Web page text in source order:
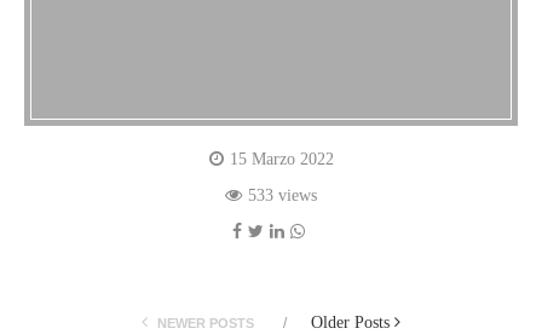
15 Marzo 2022
533 views
NEWER POSTS Older Posts